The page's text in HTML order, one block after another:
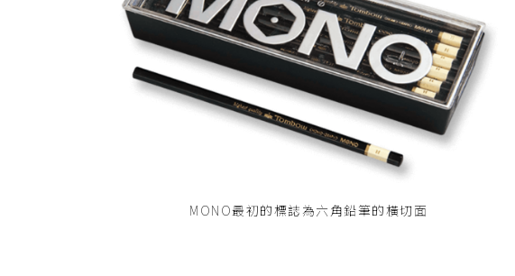
MONO最初的標誌為六角鉛筆的橫切面